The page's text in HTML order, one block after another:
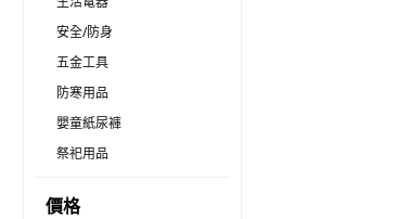
安全/防身
五金工具
防寒用品
嬰童紙尿褲
祭祀用品
價格